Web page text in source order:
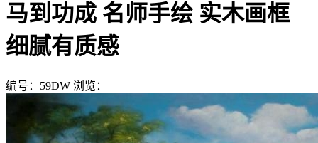
马到功成 名师手绘 实木画框
细腻有质感
编号：59DW 浏览：